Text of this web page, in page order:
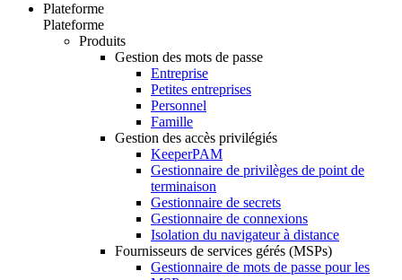
Plateforme
Plateforme
Produits
Gestion des mots de passe
Entreprise
Petites entreprises
Personnel
Famille
Gestion des accès privilégiés
KeeperPAM
Gestionnaire de privilèges de point de
terminaison
Gestionnaire de secrets
Gestionnaire de connexions
Isolation du navigateur à distance
Fournisseurs de services gérés (MSPs)
Gestionnaire de mots de passe pour les